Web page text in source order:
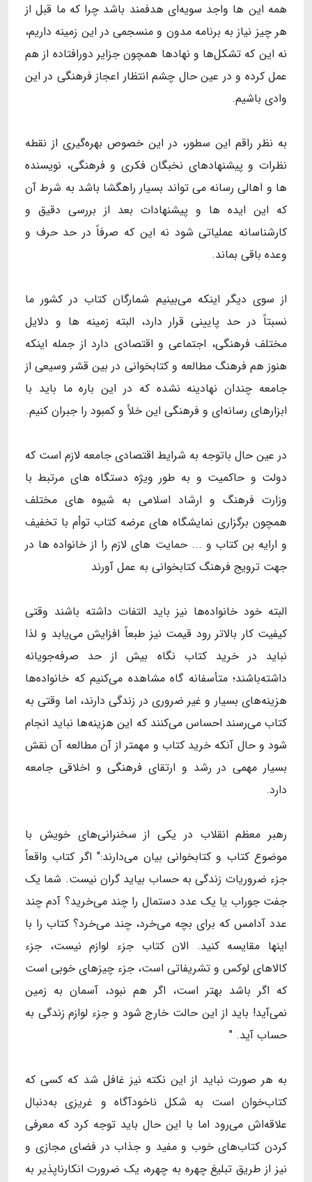
همه این ها واجد سویه‌ای هدفمند باشد چرا که ما قبل از
هر چیز نیاز به برنامه مدون و منسجمی در این زمینه داریم،
نه این که تشکل‌ها و نهادها همچون جزایر دورافتاده از هم
عمل کرده و در عین حال چشم انتظار اعجاز فرهنگی در این
وادی باشیم.
به نظر راقم این سطور، در این خصوص بهره‌گیری از نقطه
نظرات و پیشنهادهای نخبگان فکری و فرهنگی، نویسنده
ها و اهالی رسانه می تواند بسیار راهگشا باشد به شرط آن
که این ایده ها و پیشنهادات بعد از بررسی دقیق و
کارشناسانه عملیاتی شود نه این که صرفاً در حد حرف و
وعده باقی بماند.
از سوی دیگر اینکه می‌بینیم شمارگان کتاب در کشور ما
نسبتاً در حد پایینی قرار دارد، البته زمینه ها و دلایل
مختلف فرهنگی، اجتماعی و اقتصادی دارد از جمله اینکه
هنوز هم فرهنگ مطالعه و کتابخوانی در بین قشر وسیعی از
جامعه چندان نهادینه نشده که در این باره ما باید با
ابزارهای رسانه‌ای و فرهنگی این خلأ و کمبود را جبران کنیم.
در عین حال باتوجه به شرایط اقتصادی جامعه لازم است که
دولت و حاکمیت و به طور ویژه دستگاه های مرتبط با
وزارت فرهنگ و ارشاد اسلامی به شیوه های مختلف
همچون برگزاری نمایشگاه های عرضه کتاب توأم با تخفیف
و ارایه بن کتاب و ... حمایت های لازم را از خانواده ها در
جهت ترویج فرهنگ کتابخوانی به عمل آورند
البته خود خانواده‌ها نیز باید التفات داشته باشند وقتی
کیفیت کار بالاتر رود قیمت نیز طبعاً افزایش می‌یابد و لذا
نباید در خرید کتاب نگاه بیش از حد صرفه‌جویانه
داشته‌باشند؛ متأسفانه گاه مشاهده می‌کنیم که خانواده‌ها
هزینه‌های بسیار و غیر ضروری در زندگی دارند، اما وقتی به
کتاب می‌رسند احساس می‌کنند که این هزینه‌ها نباید انجام
شود و حال آنکه خرید کتاب و مهمتر از آن مطالعه آن نقش
بسیار مهمی در رشد و ارتقای فرهنگی و اخلاقی جامعه
دارد.
رهبر معظم انقلاب در یکی از سخنرانی‌های خویش با
موضوع کتاب و کتابخوانی بیان می‌دارند:" اگر کتاب واقعاً
جزء ضروریات زندگی به حساب بیاید گران نیست. شما یک
جفت جوراب یا یک عدد دستمال را چند می‌خرید؟ آدم چند
عدد آدامس که برای بچه می‌خرد، چند می‌خرد؟ کتاب را با
اینها مقایسه کنید. الان کتاب جزء لوازم نیست، جزء
کالاهای لوکس و تشریفاتی است، جزء چیزهای خوبی است
که اگر باشد بهتر است، اگر هم نبود، آسمان به زمین
نمی‌آید! باید از این حالت خارج شود و جزء لوازم زندگی به
حساب آید. "
به هر صورت نباید از این نکته نیز غافل شد که کسی که
کتاب‌خوان است به شکل ناخودآگاه و غریزی به‌دنبال
علاقه‌اش می‌رود اما با این حال باید توجه کرد که معرفی
کردن کتاب‌های خوب و مفید و جذاب در فضای مجازی و
نیز از طریق تبلیغ چهره به چهره، یک ضرورت انکارناپذیر به